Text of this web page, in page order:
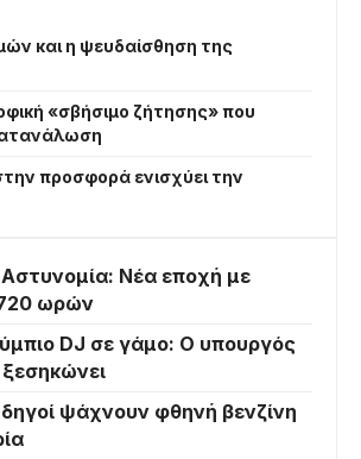
και η ψευδαίσθηση της
«σβήσιμο ζήτησης» που
προσφορά ενισχύει την
Νέα εποχή με
ωρών
DJ σε γάμο: Ο υπουργός
ψάχνουν φθηνή βενζίνη